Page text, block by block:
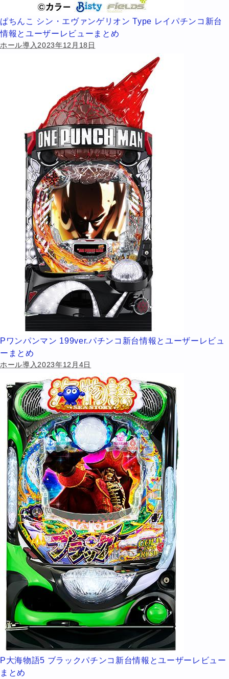
ぱちんこ シン・エヴァンゲリオン Type レイパチンコ新台
情報とユーザーレビューまとめ
ホール導入2023年12月18日
Pワンパンマン 199ver.パチンコ新台情報とユーザーレビュ
ーまとめ
ホール導入2023年12月4日
P大海物語5 ブラックパチンコ新台情報とユーザーレビュー
まとめ